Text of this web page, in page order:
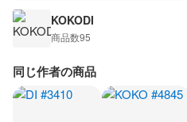
KOKODI
商品数95
同じ作者の商品